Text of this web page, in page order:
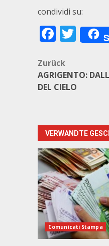
condividi su:
Zurück
AGRIGENTO:
DEL CIELO
VERWANDTE
Comunicati Stampa